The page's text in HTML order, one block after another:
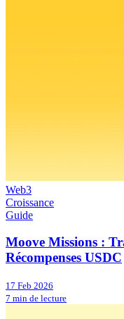
Web3
Croissance
Guide
Moove Missions :
Récompenses USDC
17 Feb 2026
7 min de lecture